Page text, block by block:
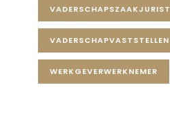
VADERSCHAPSZAAKJURIST
VADERSCHAPVASTSTELLEN
WERKGEVERWERKNEMER